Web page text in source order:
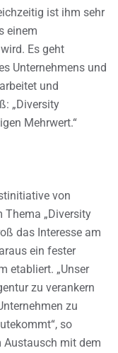
ist ihm sehr
einem
Es geht
Unternehmens und
und
„Diversity
Mehrwert.“
von
Thema „Diversity
das Interesse am
ein fester
etabliert. „Unser
zu verankern
zu
so
Austausch mit dem